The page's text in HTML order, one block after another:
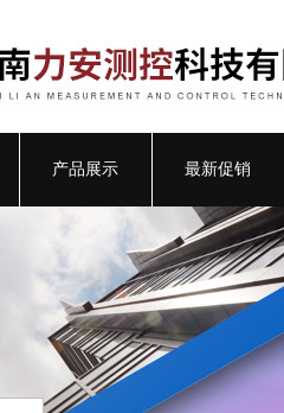
产品展示 最新促销